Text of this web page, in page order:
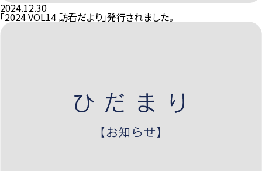
2024.12.30
「2024 VOL14 訪看だより」発行されました。